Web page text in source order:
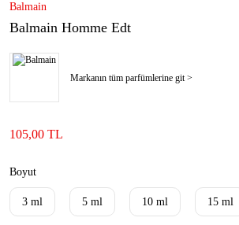
Balmain
Balmain Homme Edt
Markanın tüm parfümlerine git >
105,00 TL
Boyut
3 ml 5 ml 10 ml 15 ml